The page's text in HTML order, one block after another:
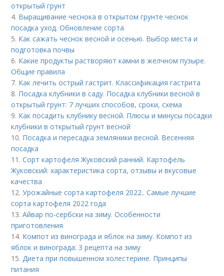
открытый грунт
4. Выращивание чеснока в открытом грунте чеснок
посадка уход. Обновление сорта
5. Как сажать чеснок весной и осенью. Выбор места и
подготовка почвы
6. Какие продукты растворяют камни в желчном пузыре.
Общие правила
7. Как лечить острый гастрит. Классификация гастрита
8. Посадка клубники в саду. Посадка клубники весной в
открытый грунт: 7 лучших способов, сроки, схема
9. Как посадить клубнику весной. Плюсы и минусы посадки
клубники в открытый грунт весной
10. Посадка и пересадка земляники весной. Весенняя
посадка
11.Сорт картофеля Жуковский ранний. Картофель
Жуковский: характеристика сорта, отзывы и вкусовые
качества
12.Урожайные сорта картофеля 2022.. Самые лучшие
сорта картофеля 2022 года
13.Айвар по-сербски на зиму. Особенности
приготовления
14. Компот из винограда и яблок на зиму. Компот из
яблок и винограда: 3 рецепта на зиму
15.Диета при повышенном холестерине. Принципы
питания